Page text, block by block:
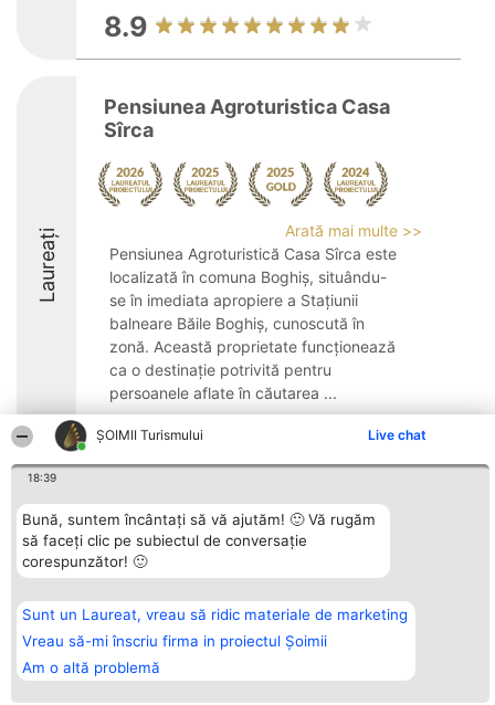
ȘOIMII Turismului Live chat
18:39
Bună, suntem încântați să vă ajutăm! 🙂 Vă rugăm
să faceți clic pe subiectul de conversație
corespunzător! 🙂
Sunt un Laureat, vreau să ridic materiale de marketing
Vreau să-mi înscriu firma in proiectul Șoimii
Am o altă problemă
8.9
Laureați
Pensiunea Agroturistica Casa
Sîrca
Arată mai multe >>
Pensiunea Agroturistică Casa Sîrca este
localizată în comuna Boghiș, situându-
se în imediata apropiere a Stațiunii
balneare Băile Boghiș, cunoscută în
zonă. Această proprietate funcționează
ca o destinație potrivită pentru
persoanele aflate în căutarea ...
9.4
Organizator Ranking
BRIGHT SOLUTIONS BR SRL
Aleea Timisul De Sus 2 Bl. A30
Sc. A Et. 4 Ap. 13 Cod 061952
București
tel: +40 770 990 492
Plebiscyt
Câștigătorii
Lista Tuturor
Reguli
Politica de
Contact
Contact